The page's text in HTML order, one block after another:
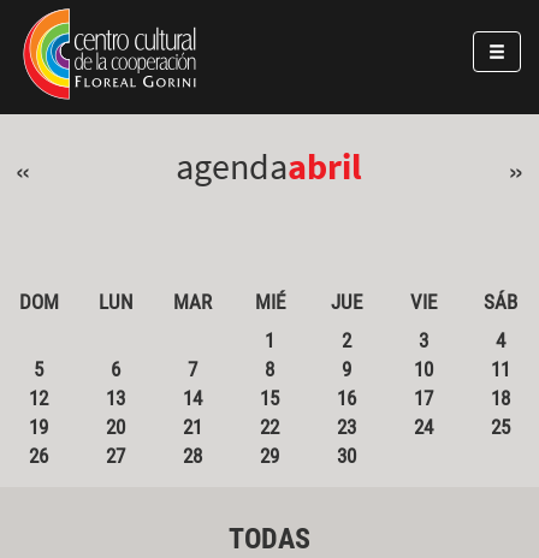
Pasar al contenido principal
Jump to main content
« agendaabril »
DOM LUN MAR MIÉ JUE VIE
SÁB
1
2 3
4
5
6 7 8 9 10
11
12
13 14 15 16 17
18
19
20 21 22 23 24
25
26
27 28 29 30
TODAS